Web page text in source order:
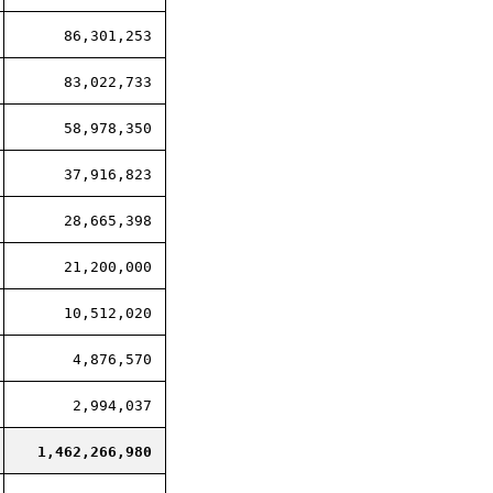
86,301,253
83,022,733
58,978,350
37,916,823
28,665,398
21,200,000
10,512,020
4,876,570
2,994,037
1,462,266,980